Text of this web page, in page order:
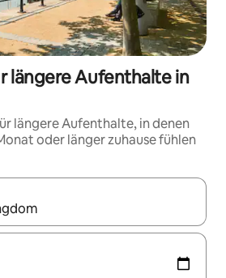
längere Aufenthalte in
längere Aufenthalte, in denen
oder länger zuhause fühlen
sind, navigiere mit den